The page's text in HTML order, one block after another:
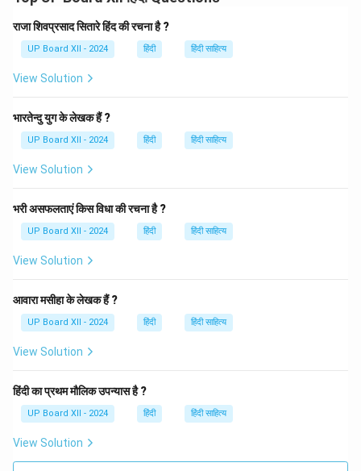
उदाहरण: "राम जी के चरणों में बसा सुख, चरण में राम का अनुराग।" यह
छन्द चौपाई का उदाहरण है, जिसमें प्रत्येक पंक्ति में 16 मात्राएँ हैं और
चार पंक्तियों का यह छन्द राम की भक्ति को व्यक्त करता है।
लक्षण: चौपाई छन्द में चार पंक्तियाँ होती हैं और प्रत्येक पंक्ति में 16
के लिए उपयुक्त है।
राजा शिवप्रसाद सितारे हिंद की रचना है ?
UP Board XII - 2024 हिंदी हिंदी साहित्य
View Solution
भारतेन्दु युग के लेखक हैं ?
UP Board XII - 2024 हिंदी हिंदी साहित्य
View Solution
भरी असफलताएं किस विधा की रचना है ?
UP Board XII - 2024 हिंदी हिंदी साहित्य
View Solution
आवारा मसीहा के लेखक हैं ?
UP Board XII - 2024 हिंदी हिंदी साहित्य
View Solution
हिंदी का प्रथम मौलिक उपन्यास है ?
UP Board XII - 2024 हिंदी हिंदी साहित्य
View Solution